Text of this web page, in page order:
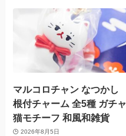
マルコロチャン なつかし
根付チャーム 全5種 ガチャ
猫モチーフ 和風和雑貨
2026年8月5日